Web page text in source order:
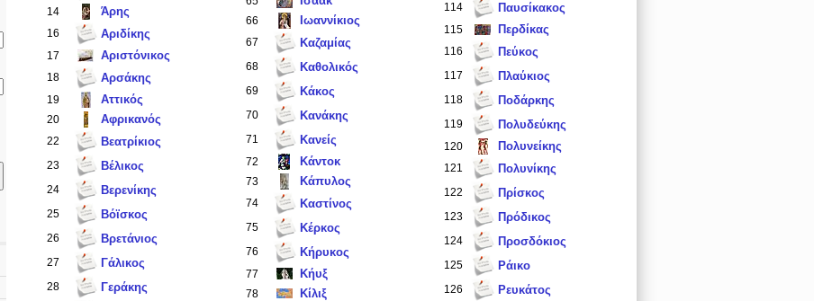
14 Άρης
16 Αριδίκης
17 Αριστόνικος
18 Αρσάκης
19 Αττικός
20 Αφρικανός
22 Βεατρίκιος
23 Βέλικος
24 Βερενίκης
25 Βόϊσκος
26 Βρετάνιος
27 Γάλικος
28 Γεράκης
66 Ιωαννίκιος
67 Καζαμίας
68 Καθολικός
69 Κάκος
70 Κανάκης
71 Κανείς
72 Κάντοκ
73 Κάπυλος
74 Καστίνος
75 Κέρκος
76 Κήρυκος
77 Κήυξ
78 Κίλιξ
114 Παυσίκακος
115 Περδίκας
116 Πεύκος
117 Πλαύκιος
118 Ποδάρκης
119 Πολυδεύκης
120 Πολυνείκης
121 Πολυνίκης
122 Πρίσκος
123 Πρόδικος
124 Προσδόκιος
125 Ράικο
126 Ρευκάτος